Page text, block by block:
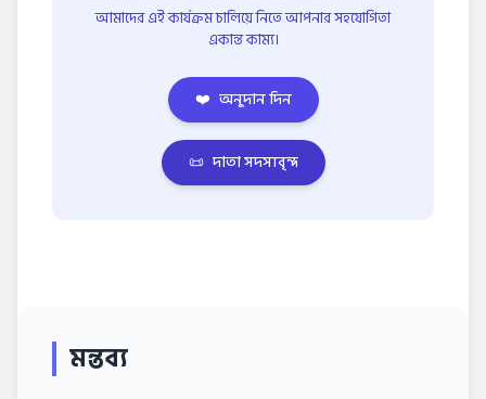
আমাদের এই কার্যক্রম চালিয়ে নিতে আপনার সহযোগিতা
একান্ত কাম্য।
❤️ অনুদান দিন
📜 দাতা সদস্যবৃন্দ
মন্তব্য